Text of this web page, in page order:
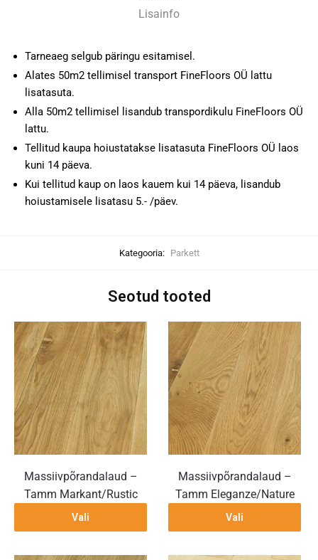
Lisainfo
Tarneaeg selgub päringu esitamisel.
Alates 50m2 tellimisel transport FineFloors OÜ lattu
lisatasuta.
Alla 50m2 tellimisel lisandub transpordikulu FineFloors OÜ
lattu.
Tellitud kaupa hoiustatakse lisatasuta FineFloors OÜ laos
kuni 14 päeva.
Kui tellitud kaup on laos kauem kui 14 päeva, lisandub
hoiustamisele lisatasu 5.- /päev.
Kategooria: Parkett
Seotud tooted
Massiivpõrandalaud –
Tamm Markant/Rustic
Vali
Massiivpõrandalaud –
Tamm Eleganze/Nature
Vali